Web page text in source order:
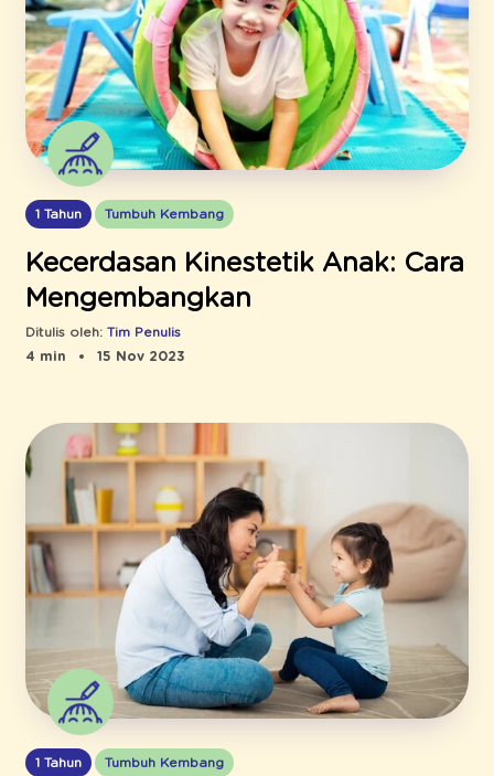
1 Tahun Tumbuh Kembang
Kecerdasan Kinestetik Anak: Cara
Mengembangkan
Ditulis oleh: Tim Penulis
4 min
15 Nov 2023
1 Tahun Tumbuh Kembang